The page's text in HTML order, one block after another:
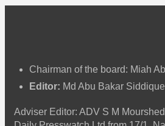
Chairman of the board: Miah
Editor: Md Abu Bakar
Adviser Editor: ADV S M